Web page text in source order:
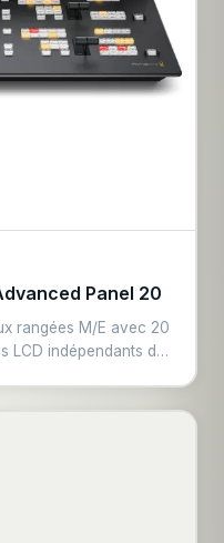
L-Drive des
Sa portée
besoins de
et salles de réception
Panel 20
rangées M/E avec 20
LCD indépendants du
LCD pour la
rangée dispose